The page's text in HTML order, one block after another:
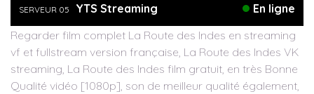
SERVEUR 05 YTS Streaming
En ligne
Regarder film complet La Route des Indes en streaming
vf et fullstream version française, La Route des Indes VK
streaming, La Route des Indes film gratuit, en très Bonne
Qualité vidéo [1080p], son de meilleur qualité également,